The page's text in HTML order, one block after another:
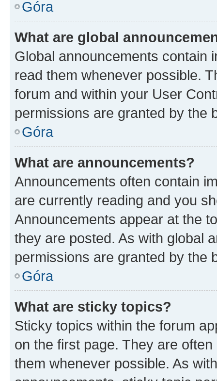
Góra
What are global
Global announcements contain
read them whenever possible.
forum and within your User
permissions are granted by the
Góra
What are announcements?
Announcements often contain
are currently reading and you
Announcements appear at the
they are posted. As with global
permissions are granted by the
Góra
What are sticky topics?
Sticky topics within the forum
on the first page. They are
them whenever possible. As